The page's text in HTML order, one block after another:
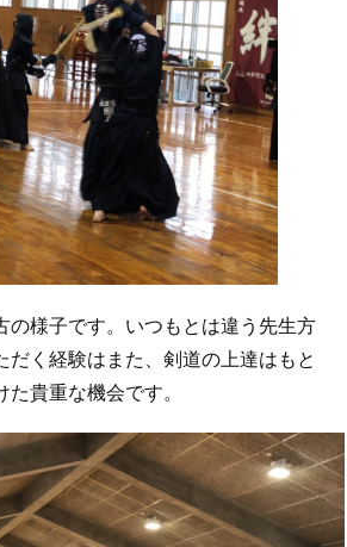
の様子です。いつもとは違う先生方
だく経験はまた、剣道の上達はもと
貴重な機会です。